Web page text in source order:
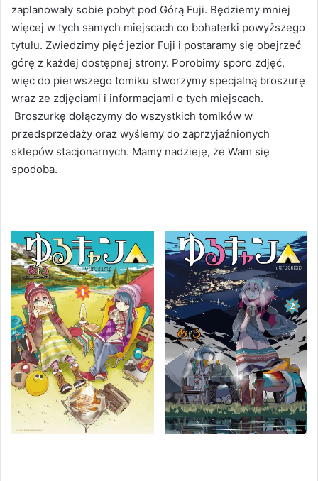
zaplanowały sobie pobyt pod Górą Fuji. Będziemy mniej
więcej w tych samych miejscach co bohaterki powyższego
tytułu. Zwiedzimy pięć jezior Fuji i postaramy się obejrzeć
górę z każdej dostępnej strony. Porobimy sporo zdjęć,
więc do pierwszego tomiku stworzymy specjalną broszurę
wraz ze zdjęciami i informacjami o tych miejscach.
Broszurkę dołączymy do wszystkich tomików w
przedsprzedaży oraz wyślemy do zaprzyjaźnionych
sklepów stacjonarnych. Mamy nadzieję, że Wam się
spodoba.